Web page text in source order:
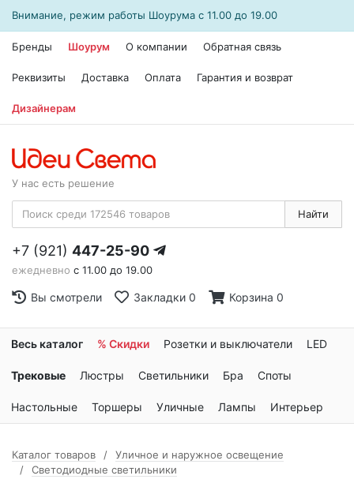
Внимание, режим работы Шоурума с 11.00 до 19.00
Бренды Шоурум О компании Обратная связь
Реквизиты Доставка Оплата Гарантия и возврат
Дизайнерам
У нас есть решение
Найти
+7 (921) 447-25-90
ежедневно с 11.00 до 19.00
Вы смотрели Закладки 0 Корзина 0
Весь каталог % Скидки Розетки и выключатели LED
Трековые Люстры Светильники Бра Споты
Настольные Торшеры Уличные Лампы Интерьер
Каталог товаров
Уличное и наружное освещение
Светодиодные светильники